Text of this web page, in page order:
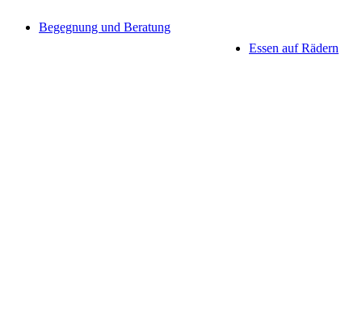
Begegnung und Beratung
Essen auf Rädern